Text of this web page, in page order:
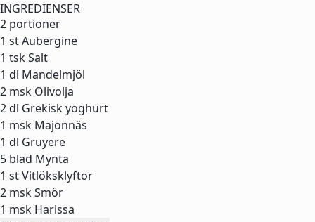
INGREDIENSER
2 portioner
1 stAubergine
1 tskSalt
1 dl Mandelmjöl
2 msk Olivolja
2 dl Grekisk yoghurt
1 msk Majonnäs
1 dl Gruyere
5 blad Mynta
1 stVitlöksklyftor
2 mskSmör
1 msk Harissa